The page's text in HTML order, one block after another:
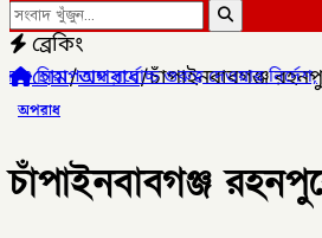
ব্রেকিং
নির্দেশ,✦✦বালীগাঁও বিপিএল
হোম/অপরাধ/চাঁপাইনবাবগঞ্জ
অপরাধ
চাঁপাইনবাবগঞ্জ